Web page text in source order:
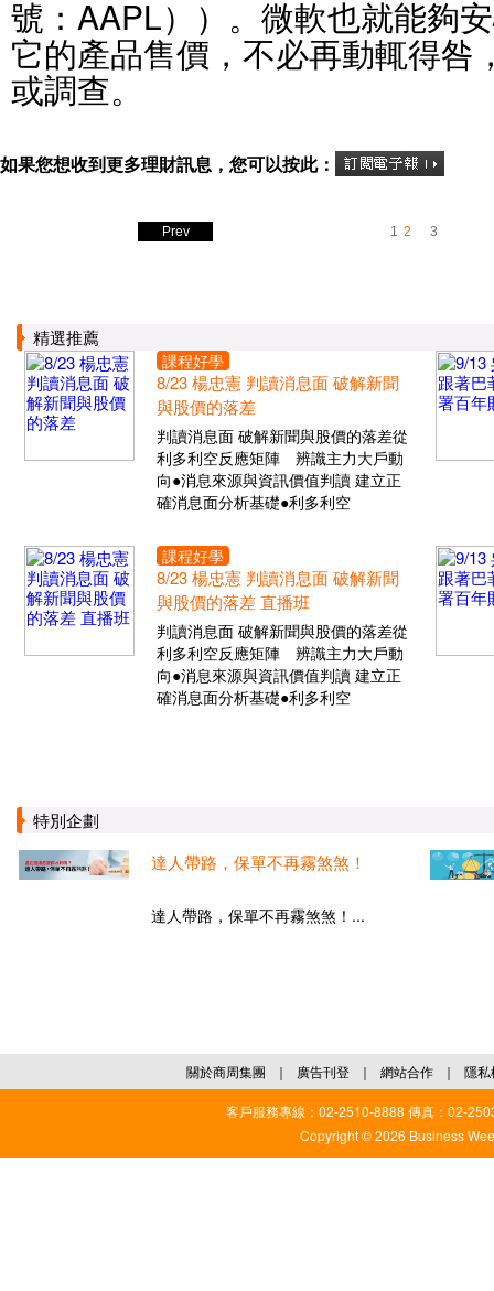
號：AAPL））。微軟也就能夠
它的產品售價，不必再動輒得咎
或調查。
如果您想收到更多理財訊息，您可以按此：
Prev 1 2 3
精選推薦
課程好學
8/23 楊忠憲 判讀消息面 破解新聞
與股價的落差
判讀消息面 破解新聞與股價的落差從
利多利空反應矩陣 辨識主力大戶動
向●消息來源與資訊價值判讀 建立正
確消息面分析基礎●利多利空
課程好學
8/23 楊忠憲 判讀消息面 破解新聞
與股價的落差 直播班
判讀消息面 破解新聞與股價的落差從
利多利空反應矩陣 辨識主力大戶動
向●消息來源與資訊價值判讀 建立正
確消息面分析基礎●利多利空
特別企劃
達人帶路，保單不再霧煞煞！
達人帶路，保單不再霧煞煞！...
關於商周集團 ｜ 廣告刊登 ｜ 網站合作 ｜ 隱私
客戶服務專線：02-2510-8888 傳真：02-
Copyright © 2026 Business